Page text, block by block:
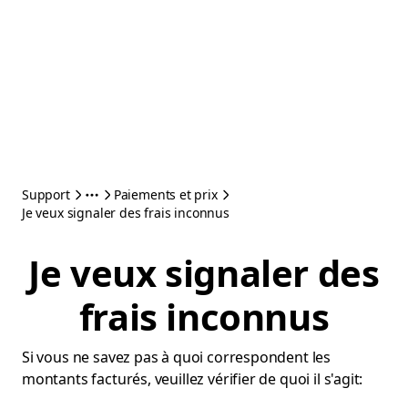
Support
Paiements et prix
Je veux signaler des frais inconnus
Je veux signaler des
frais inconnus
Si vous ne savez pas à quoi correspondent les
montants facturés, veuillez vérifier de quoi il s'agit: